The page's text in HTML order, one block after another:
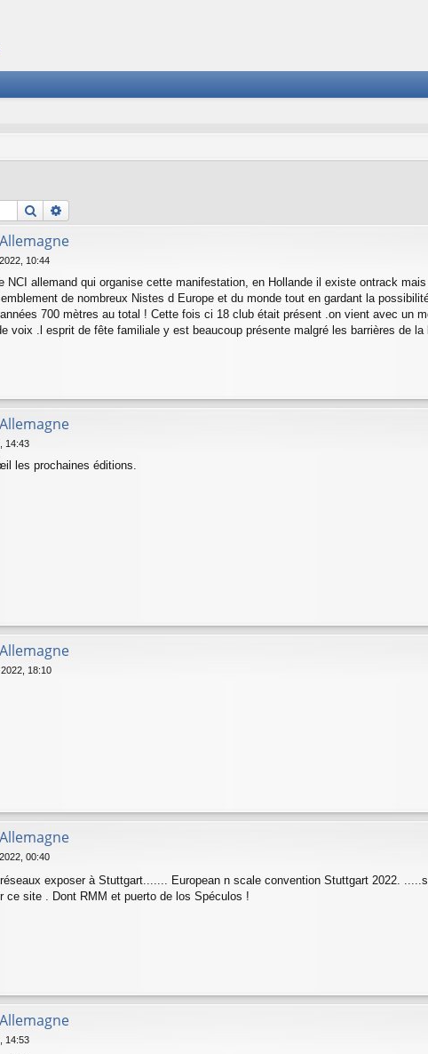
Rechercher
10:44
NCI allemand qui organise cette manifestation, en Hollande il existe ontrack
de nombreux Nistes d Europe et du monde tout en gardant la
700 mètres au total ! Cette fois ci 18 club était présent .on vient avec un
voix .l esprit de fête familiale y est beaucoup présente malgré les barrières de
14:43
les prochaines éditions.
18:10
00:40
exposer à Stuttgart....... European n scale convention Stuttgart 2022.
ce site . Dont RMM et puerto de los Spéculos !
14:53